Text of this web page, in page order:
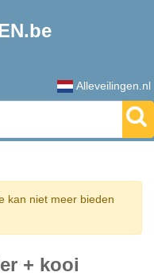
Alleveilingen.nl
kan niet meer bieden
+ kooi